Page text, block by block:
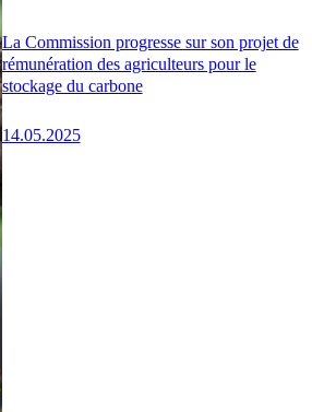
La Commission progresse sur son projet de
rémunération des agriculteurs pour le
stockage du carbone
14.05.2025